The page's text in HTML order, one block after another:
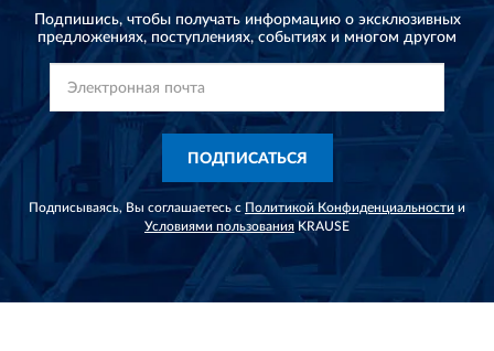
Подпишись, чтобы получать информацию о эксклюзивных
предложениях, поступлениях, событиях и многом другом
ПОДПИСАТЬСЯ
Подписываясь, Вы соглашаетесь с Политикой Конфиденциальности и
Условиями пользованияKRAUSE